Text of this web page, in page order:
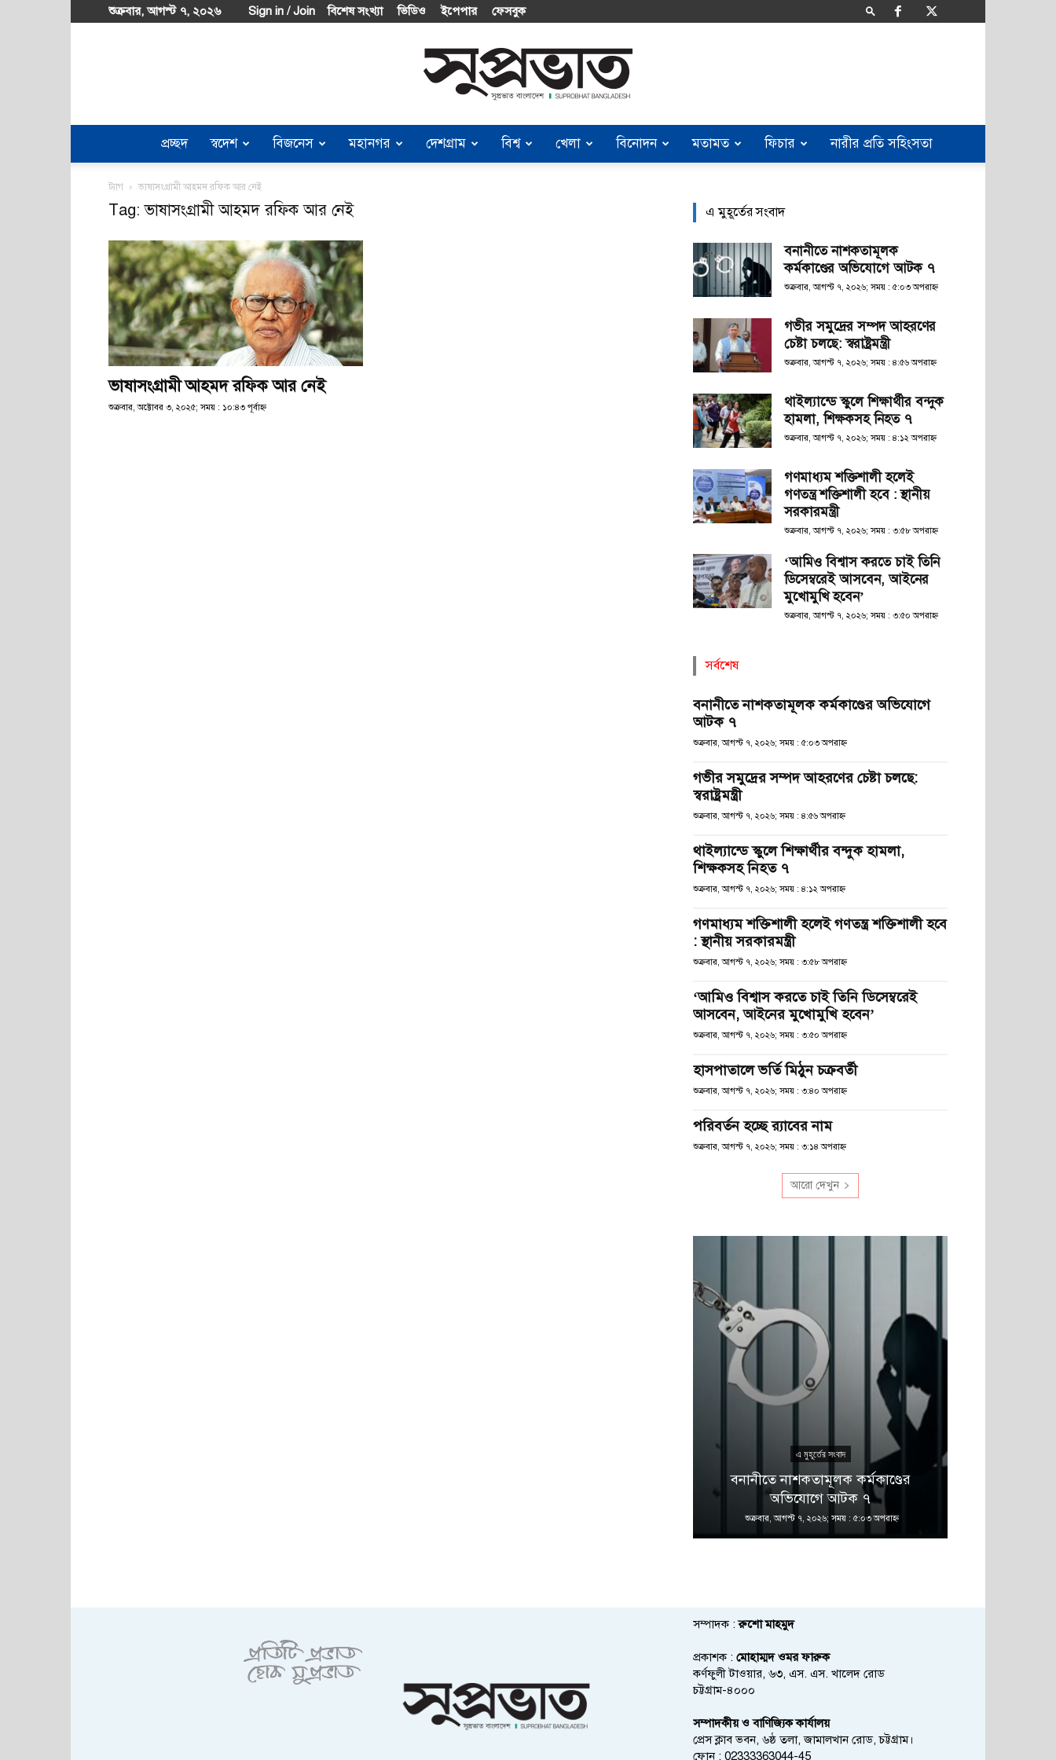
শুক্রবার, আগস্ট ৭, ২০২৬ Sign in / Join বিশেষ সংখ্যা ভিডিও ইপেপার ফেসবুক
Suprobhat
প্রচ্ছদ স্বদেশ বিজনেস মহানগর দেশগ্রাম বিশ্ব খেলা বিনোদন মতামত ফিচার নারীর প্রতি সহিংসতা
ট্যাগ ভাষাসংগ্রামী আহমদ রফিক আর নেই
Tag: ভাষাসংগ্রামী আহমদ রফিক আর নেই
ভাষাসংগ্রামী আহমদ রফিক আর নেই
শুক্রবার, অক্টোবর ৩, ২০২৫; সময় : ১০:৪৩ পূর্বাহ্ণ
এ মুহূর্তের সংবাদ
বনানীতে নাশকতামূলক
কর্মকাণ্ডের অভিযোগে আটক ৭
শুক্রবার, আগস্ট ৭, ২০২৬; সময় : ৫:০৩ অপরাহ্ণ
গভীর সমুদ্রের সম্পদ আহরণের
চেষ্টা চলছে: স্বরাষ্ট্রমন্ত্রী
শুক্রবার, আগস্ট ৭, ২০২৬; সময় : ৪:৫৬ অপরাহ্ণ
থাইল্যান্ডে স্কুলে শিক্ষার্থীর বন্দুক
হামলা, শিক্ষকসহ নিহত ৭
শুক্রবার, আগস্ট ৭, ২০২৬; সময় : ৪:১২ অপরাহ্ণ
গণমাধ্যম শক্তিশালী হলেই
গণতন্ত্র শক্তিশালী হবে : স্থানীয়
সরকারমন্ত্রী
শুক্রবার, আগস্ট ৭, ২০২৬; সময় : ৩:৫৮ অপরাহ্ণ
‘আমিও বিশ্বাস করতে চাই তিনি
ডিসেম্বরেই আসবেন, আইনের
মুখোমুখি হবেন’
শুক্রবার, আগস্ট ৭, ২০২৬; সময় : ৩:৫০ অপরাহ্ণ
সর্বশেষ
বনানীতে নাশকতামূলক কর্মকাণ্ডের অভিযোগে
আটক ৭
শুক্রবার, আগস্ট ৭, ২০২৬; সময় : ৫:০৩ অপরাহ্ণ
গভীর সমুদ্রের সম্পদ আহরণের চেষ্টা চলছে:
স্বরাষ্ট্রমন্ত্রী
শুক্রবার, আগস্ট ৭, ২০২৬; সময় : ৪:৫৬ অপরাহ্ণ
থাইল্যান্ডে স্কুলে শিক্ষার্থীর বন্দুক হামলা,
শিক্ষকসহ নিহত ৭
শুক্রবার, আগস্ট ৭, ২০২৬; সময় : ৪:১২ অপরাহ্ণ
গণমাধ্যম শক্তিশালী হলেই গণতন্ত্র শক্তিশালী হবে
: স্থানীয় সরকারমন্ত্রী
শুক্রবার, আগস্ট ৭, ২০২৬; সময় : ৩:৫৮ অপরাহ্ণ
‘আমিও বিশ্বাস করতে চাই তিনি ডিসেম্বরেই
আসবেন, আইনের মুখোমুখি হবেন’
শুক্রবার, আগস্ট ৭, ২০২৬; সময় : ৩:৫০ অপরাহ্ণ
হাসপাতালে ভর্তি মিঠুন চক্রবর্তী
শুক্রবার, আগস্ট ৭, ২০২৬; সময় : ৩:৪০ অপরাহ্ণ
পরিবর্তন হচ্ছে র‌্যাবের নাম
শুক্রবার, আগস্ট ৭, ২০২৬; সময় : ৩:১৪ অপরাহ্ণ
আরো দেখুন
এ মুহূর্তের সংবাদ
বনানীতে নাশকতামূলক কর্মকাণ্ডের
অভিযোগে আটক ৭
শুক্রবার, আগস্ট ৭, ২০২৬; সময় : ৫:০৩ অপরাহ্ণ
সম্পাদক :রুশো মাহমুদ
প্রকাশক : মোহাম্মদ ওমর ফারুক
কর্ণফুলী টাওয়ার, ৬৩, এস. এস. খালেদ রোড
চট্টগ্রাম-৪০০০
সম্পাদকীয় ও বাণিজ্যিক কার্যালয়
প্রেস ক্লাব ভবন, ৬ষ্ঠ তলা, জামালখান রোড, চট্টগ্রাম।
ফোন : 02333363044-45